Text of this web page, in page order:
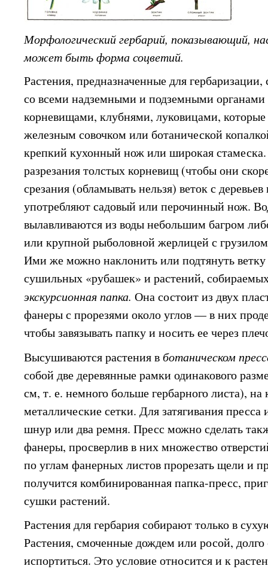
Морфологический гербарий, показывающий,
может быть форма соцветий.
Растения, предназначенные для
со всеми надземными и подземными
корневищами, клубнями, луковицами,
железным совочком или ботанической
крепкий кухонный нож или широкая
разрезания толстых корневищ (чтобы они
срезания (обламывать нельзя) веток с
употребляют садовый или перочинный нож.
вылавливаются из воды небольшим багром
или крупной рыболовной жерлицей с
Ими же можно наклонить или подтянуть ветку
сушильных «рубашек» и растений,
экскурсионная папка.Она состоит из двух
фанеры с прорезями около углов — в них
чтобы завязывать папку и носить ее через
Высушиваются растения вботаническом
собой две деревянные рамки одинакового
см, т. е. немного больше гербарного листа), на
металлические сетки. Для затягивания пресса
шнур или два ремня. Пресс можно сделать
фанеры, просверлив в них множество
по углам фанерных листов прорезать щели и
получится комбинированная папка-пресс,
сушки растений.
Растения для гербария собирают только в
Растения, смоченные дождем или росой, долго
испортиться. Это условие относится и к